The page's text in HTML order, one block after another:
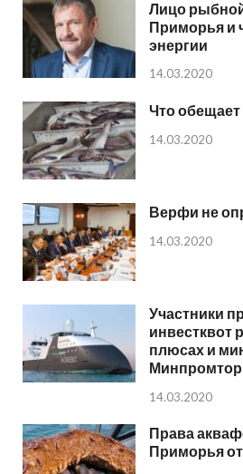
Лицо
Приморья и
энергии
14.03.2020
Что
14.03.2020
Верфи не
14.03.2020
Участники
инвестквот
плюсах и
14.03.2020
Права
Приморья